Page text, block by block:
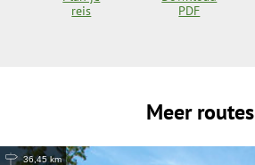
reis
PDF
Meer routes
36,45 km